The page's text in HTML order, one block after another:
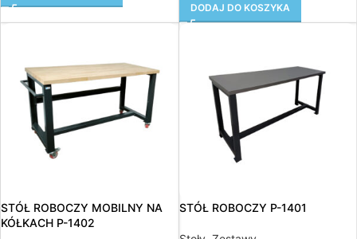
DODAJ DO KOSZYKA
STÓŁ ROBOCZY MOBILNY NA
KÓŁKACH P-1402
STÓŁ ROBOCZY P-1401